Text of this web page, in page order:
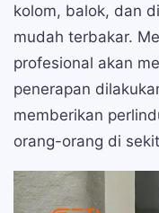
kolom, balok, dan
mudah terbakar.
profesional akan
penerapan
memberikan
orang-orang di